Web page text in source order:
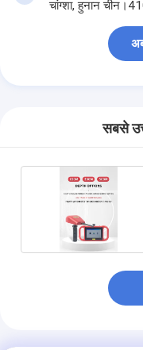
चांग्शा, हुनान
सबसे